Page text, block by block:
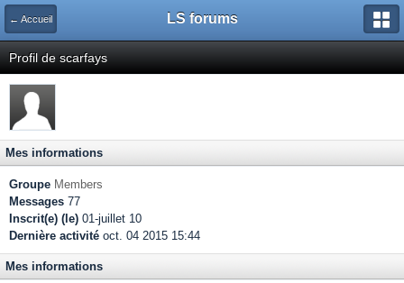
← Accueil LS forums
Profil de scarfays
Mes informations
Groupe Members
Messages 77
Inscrit(e) (le) 01-juillet 10
Dernière activité oct. 04 2015 15:44
Mes informations